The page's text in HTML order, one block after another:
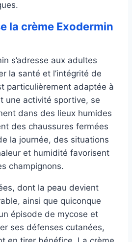
la crème Exodermin
s’adresse aux adultes
la santé et l’intégrité de
particulièrement adaptée à
une activité sportive, se
dans des lieux humides
des chaussures fermées
la journée, des situations
et humidité favorisent
champignons.
dont la peau devient
ainsi que quiconque
épisode de mycose et
ses défenses cutanées,